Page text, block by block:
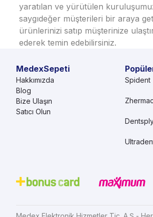
yaratılan ve yürütülen
saygıdeğer müşterileri bir araya
ürünlerinizi satıp müşterinize
ederek temin edebilirsiniz.
MedexSepeti
Hakkımızda
Blog
Bize Ulaşın
Satıcı Olun
Spident